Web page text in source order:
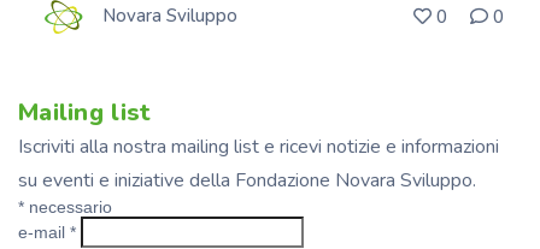
Novara Sviluppo 0 0
Mailing list
Iscriviti alla nostra mailing list e ricevi notizie e informazioni
su eventi e iniziative della Fondazione Novara Sviluppo.
* necessario
e-mail *